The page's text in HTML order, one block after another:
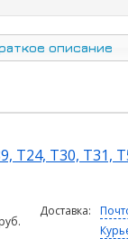
описание
T24, T30, T31,
руб.
Доставка: